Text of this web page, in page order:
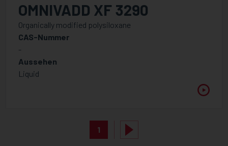
OMNIVADD XF 3290
Organically modified polysiloxane
CAS-Nummer
-
Aussehen
Liquid
1